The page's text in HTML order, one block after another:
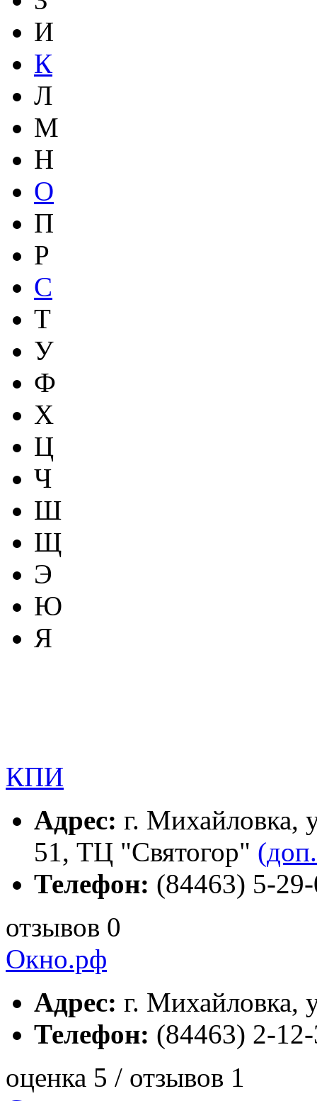
И
К
Л
М
Н
О
П
Р
С
Т
У
Ф
Х
Ц
Ч
Ш
Щ
Э
Ю
Я
КПИ
Адрес: г. Михайловка,
51, ТЦ "Святогор"
Телефон: (84463) 5-
отзывов 0
Окно.рф
Адрес: г. Михайловка,
Телефон: (84463) 2-
оценка 5 / отзывов 1